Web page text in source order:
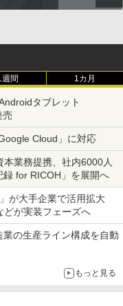
週間 1カ月
タブレット
売
Cloud」に対応
業務提携、社内6000人
for RICOH」を展開へ
が大手企業で活用拡大
どが実装フェーズへ
の生産ライン構成を自動
もっと見る